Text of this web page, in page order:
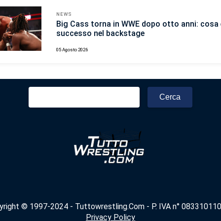
NEWS
Big Cass torna in WWE dopo otto anni: cosa
successo nel backstage
05 Agosto 2026
© 1997-2024 - Tuttowrestling.Com - P. IVA n°
Privacy Policy